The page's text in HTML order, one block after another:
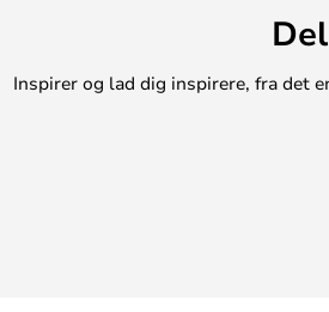
Inspirer og lad dig inspirere, fra det